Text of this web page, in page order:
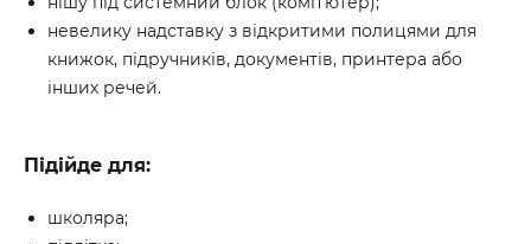
невелику надставку з відкритими полицями для
книжок, підручників, документів, принтера або
інших речей.
Підійде для:
школяра;